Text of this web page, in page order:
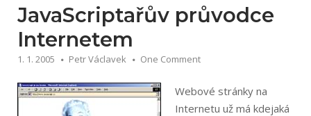
JavaScriptařův průvodce
Internetem
1. 1. 2005 Petr Václavek One Comment
Webové stránky na
Internetu už má kdejaká